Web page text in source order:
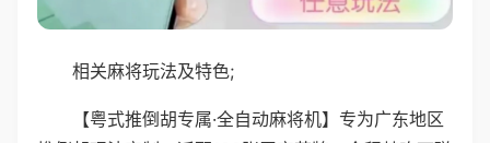
相关麻将玩法及特色;
【粤式推倒胡专属·全自动麻将机】专为广东地区